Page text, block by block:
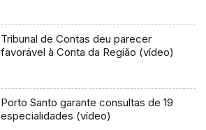
Tribunal de Contas deu parecer
favorável à Conta da Região (vídeo)
Porto Santo garante consultas de 19
especialidades (vídeo)